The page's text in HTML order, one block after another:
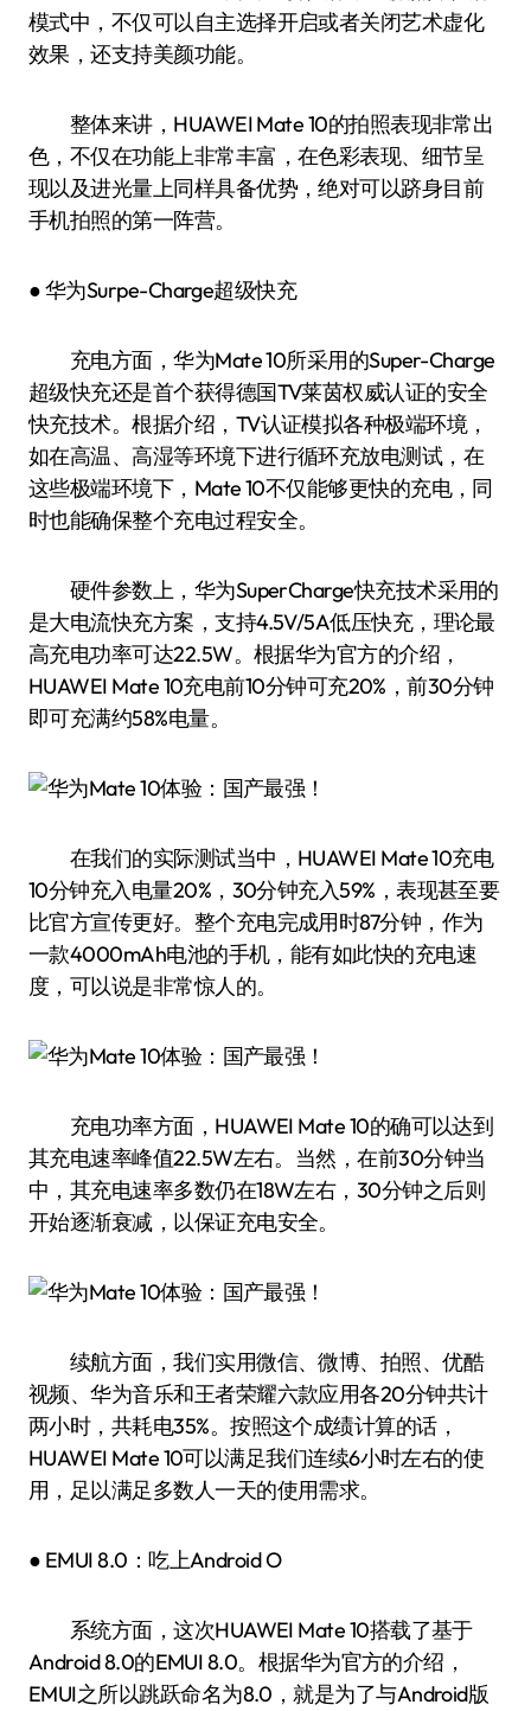
模式中，不仅可以自主选择开启或者关闭艺术虚化
效果，还支持美颜功能。
整体来讲，HUAWEI Mate 10的拍照表现非常出
色，不仅在功能上非常丰富，在色彩表现、细节呈
现以及进光量上同样具备优势，绝对可以跻身目前
手机拍照的第一阵营。
● 华为Surpe-Charge超级快充
充电方面，华为Mate 10所采用的Super-Charge
超级快充还是首个获得德国TV莱茵权威认证的安全
快充技术。根据介绍，TV认证模拟各种极端环境，
如在高温、高湿等环境下进行循环充放电测试，在
这些极端环境下，Mate 10不仅能够更快的充电，同
时也能确保整个充电过程安全。
硬件参数上，华为SuperCharge快充技术采用的
是大电流快充方案，支持4.5V/5A低压快充，理论最
高充电功率可达22.5W。根据华为官方的介绍，
HUAWEI Mate 10充电前10分钟可充20%，前30分钟
即可充满约58%电量。
在我们的实际测试当中，HUAWEI Mate 10充电
10分钟充入电量20%，30分钟充入59%，表现甚至要
比官方宣传更好。整个充电完成用时87分钟，作为
一款4000mAh电池的手机，能有如此快的充电速
度，可以说是非常惊人的。
充电功率方面，HUAWEI Mate 10的确可以达到
其充电速率峰值22.5W左右。当然，在前30分钟当
中，其充电速率多数仍在18W左右，30分钟之后则
开始逐渐衰减，以保证充电安全。
续航方面，我们实用微信、微博、拍照、优酷
视频、华为音乐和王者荣耀六款应用各20分钟共计
两小时，共耗电35%。按照这个成绩计算的话，
HUAWEI Mate 10可以满足我们连续6小时左右的使
用，足以满足多数人一天的使用需求。
● EMUI 8.0：吃上Android O
系统方面，这次HUAWEI Mate 10搭载了基于
Android 8.0的EMUI 8.0。根据华为官方的介绍，
EMUI之所以跳跃命名为8.0，就是为了与Android版